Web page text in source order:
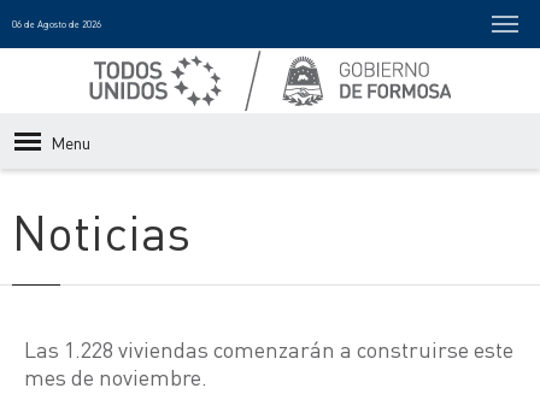
06 de Agosto de 2026
Menu
Noticias
Las 1.228 viviendas comenzarán a construirse este
mes de noviembre.